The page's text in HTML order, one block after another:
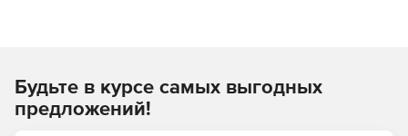
оборудование.
DymaxIO устраняет две большие неэффективности ввода-
Будьте в курсе самых выгодных
предложений!